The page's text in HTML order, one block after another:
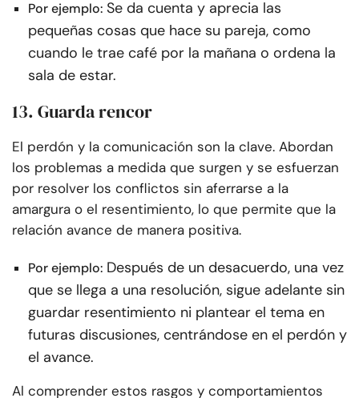
Por ejemplo: Se da cuenta y aprecia las
pequeñas cosas que hace su pareja, como
cuando le trae café por la mañana o ordena la
sala de estar.
13. Guarda rencor
El perdón y la comunicación son la clave. Abordan
los problemas a medida que surgen y se esfuerzan
por resolver los conflictos sin aferrarse a la
amargura o el resentimiento, lo que permite que la
relación avance de manera positiva.
Por ejemplo: Después de un desacuerdo, una vez
que se llega a una resolución, sigue adelante sin
guardar resentimiento ni plantear el tema en
futuras discusiones, centrándose en el perdón y
el avance.
Al comprender estos rasgos y comportamientos